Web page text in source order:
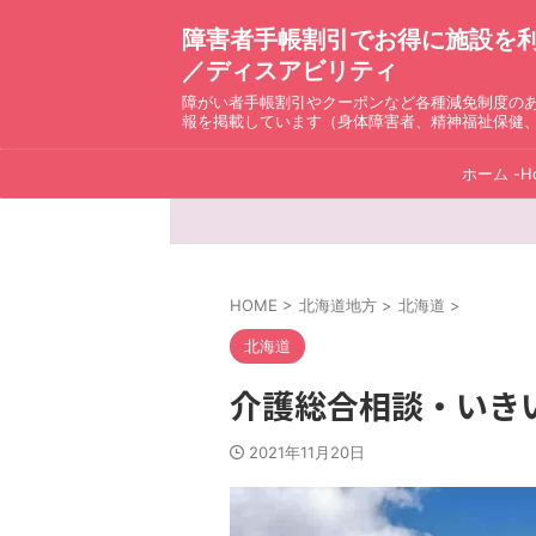
障害者手帳割引でお得に施設を
／ディスアビリティ
障がい者手帳割引やクーポンなど各種減免制度の
報を掲載しています（身体障害者、精神福祉保健
ホーム -
HOME > 北海道地方 > 北海道 >
北海道
介護総合相談・いき
2021年11月20日